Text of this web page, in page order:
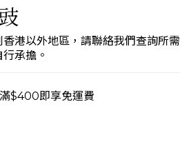
港以外地區，請聯絡我們查詢所
承擔。
$400即享免運費